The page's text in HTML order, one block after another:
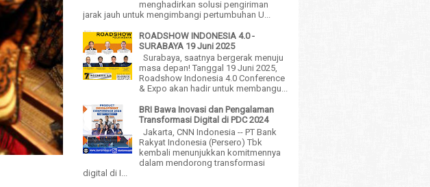
menghadirkan solusi pengiriman
jarak jauh untuk mengimbangi pertumbuhan U...
ROADSHOW INDONESIA 4.0 -
SURABAYA 19 Juni 2025
Surabaya, saatnya bergerak menuju
masa depan! Tanggal 19 Juni 2025,
Roadshow Indonesia 4.0 Conference
& Expo akan hadir untuk membangu...
BRI Bawa Inovasi dan Pengalaman
Transformasi Digital di PDC 2024
Jakarta, CNN Indonesia -- PT Bank
Rakyat Indonesia (Persero) Tbk
kembali menunjukkan komitmennya
dalam mendorong transformasi
digital di I...